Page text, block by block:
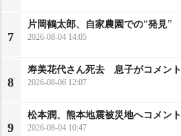
7
片岡鶴太郎、自家農園での“発見”
2026-08-04 14:05
8
寿美花代さん死去 息子がコメント
2026-08-06 12:07
9
松本潤、熊本地震被災地へコメント
2026-08-04 10:47